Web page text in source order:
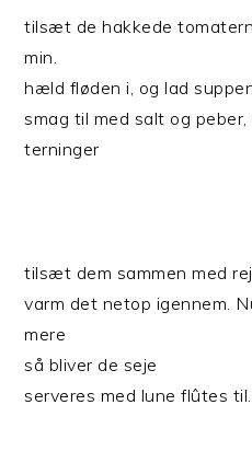
tilsæt de hakkede
min.
hæld fløden i, og lad
smag til med salt og
terninger
tilsæt dem sammen med
varm det netop igennem.
mere
så bliver de seje
serveres med lune flûtes til.